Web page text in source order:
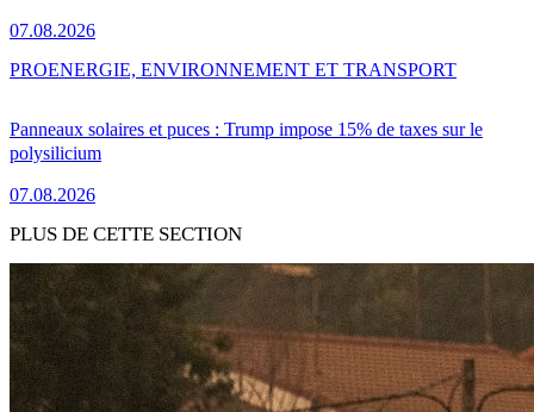
07.08.2026
Panneaux solaires et puces : Trump impose 15% de taxes sur le
polysilicium
07.08.2026
PROENERGIE, ENVIRONNEMENT ET TRANSPORT
PLUS DE CETTE SECTION